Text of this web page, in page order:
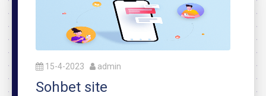
15-4-2023 admin
Sohbet site